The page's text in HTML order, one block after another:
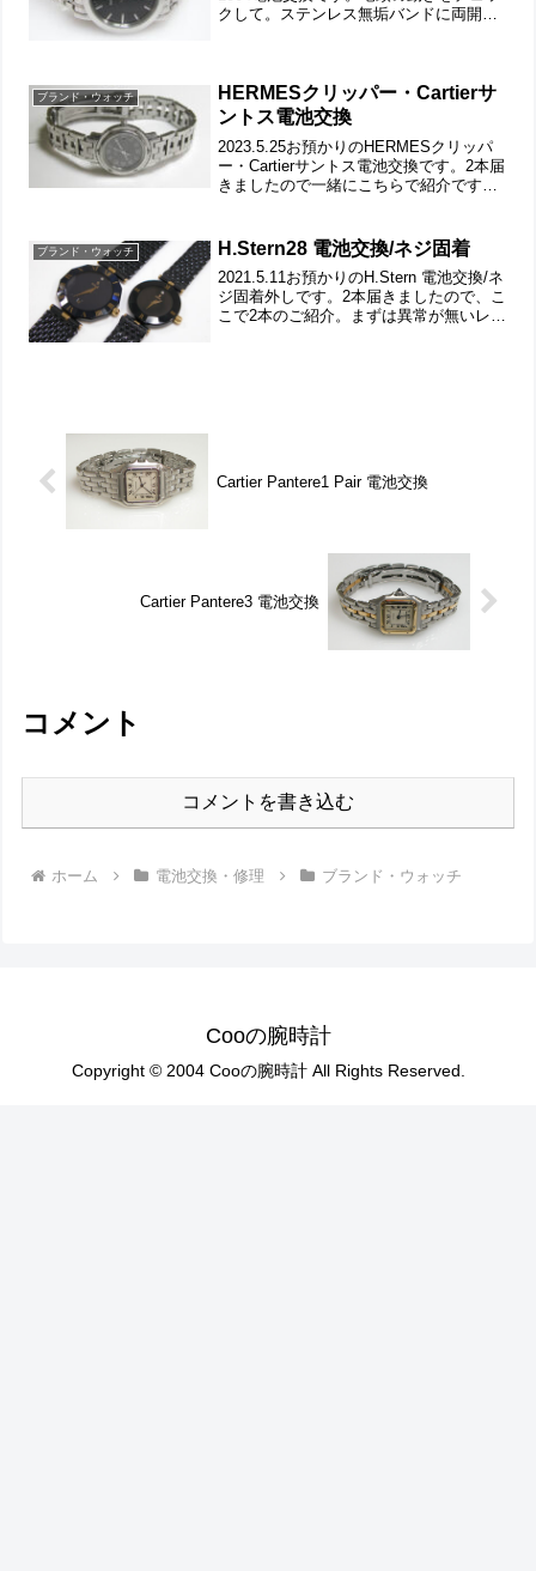
クして。ステンレス無垢バンドに両開き
大。...
ブランド・ウォッチ
HERMESクリッパー・Cartierサ
ントス電池交換
2023.5.25お預かりのHERMESクリッパ
ー・Cartierサントス電池交換です。2本届
きましたので一緒にこちらで紹介です。
ル。裏蓋は4本ネジで留まっていて裏蓋
ブランド・ウォッチ H.Stern28 電池交換/ネジ固着
2021.5.11お預かりのH.Stern 電池交換/ネ
ジ固着外しです。2本届きましたので、こ
こで2本のご紹介。まずは異常が無いレデ
Cartier Pantere1 Pair 電池交換
Cartier Pantere3 電池交換
コメント
コメントを書き込む
ホーム 電池交換・修理 ブランド・ウォッチ
Cooの腕時計
Copyright © 2004 Cooの腕時計 All Rights Reserved.